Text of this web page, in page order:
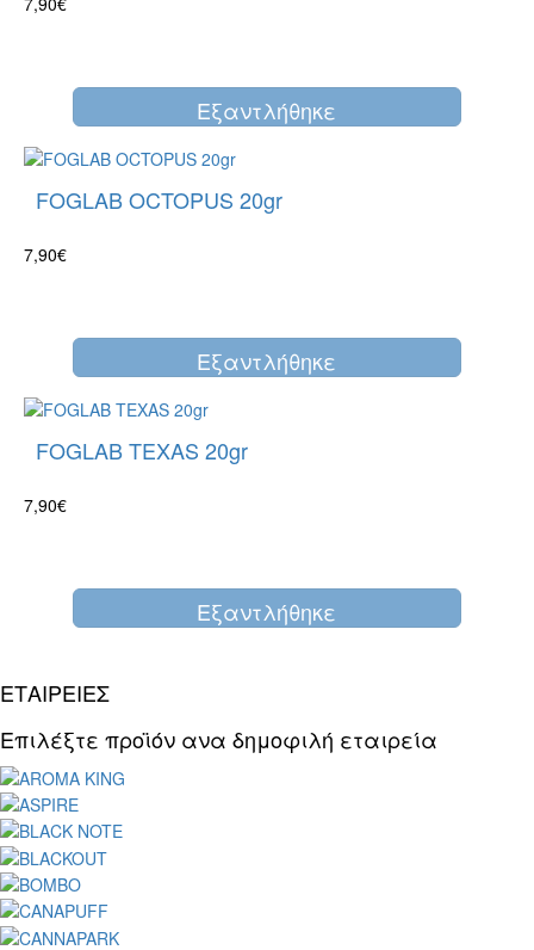
Eξαντλήθηκε
FOGLAB OCTOPUS 20gr
7,90€
Eξαντλήθηκε
FOGLAB TEXAS 20gr
7,90€
Eξαντλήθηκε
ΕΤΑΙΡΕΙΕΣ
Επιλέξτε προϊόν ανα δημοφιλή εταιρεία